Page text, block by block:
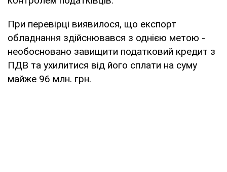
При перевірці виявилося, що експорт
обладнання здійснювався з однією метою -
необосновано завищити податковий кредит з
ПДВ та ухилитися від його сплати на суму
майже 96 млн. грн.